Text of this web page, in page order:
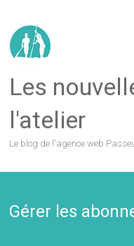
Les
l'atelier
Le blog de l'agence web
Gérer les